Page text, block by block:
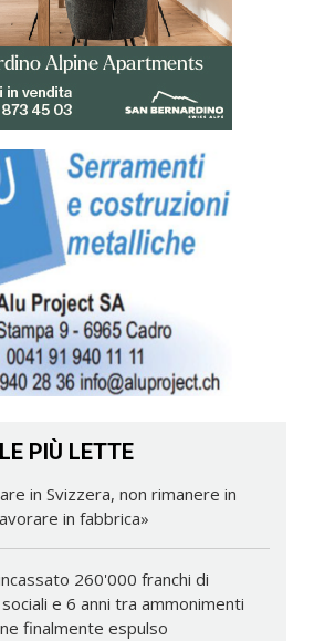
LE PIÙ LETTE
in Svizzera, non rimanere in
in fabbrica»
260'000 franchi di
e 6 anni tra ammonimenti
finalmente espulso